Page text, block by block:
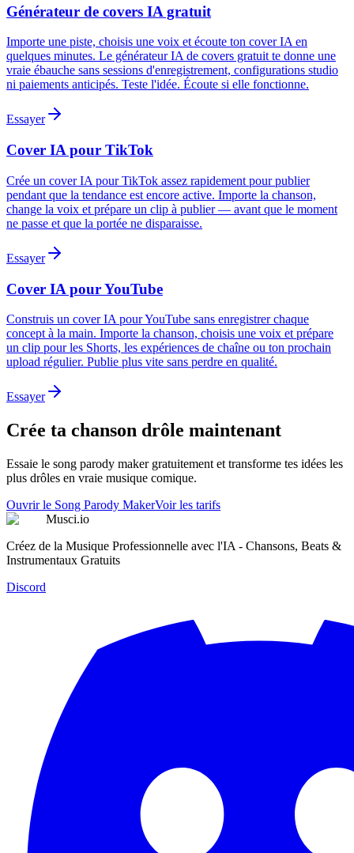
Générateur de covers IA gratuit
Importe une piste, choisis une voix et écoute ton cover IA en
quelques minutes. Le générateur IA de covers gratuit te donne une
vraie ébauche sans sessions d'enregistrement, configurations studio
ni paiements anticipés. Teste l'idée. Écoute si elle fonctionne.
Essayer
Cover IA pour TikTok
Crée un cover IA pour TikTok assez rapidement pour publier
pendant que la tendance est encore active. Importe la chanson,
change la voix et prépare un clip à publier — avant que le moment
ne passe et que la portée ne disparaisse.
Essayer
Cover IA pour YouTube
Construis un cover IA pour YouTube sans enregistrer chaque
concept à la main. Importe la chanson, choisis une voix et prépare
un clip pour les Shorts, les expériences de chaîne ou ton prochain
upload régulier. Publie plus vite sans perdre en qualité.
Essayer
Crée ta chanson drôle maintenant
Essaie le song parody maker gratuitement et transforme tes idées les
plus drôles en vraie musique comique.
Ouvrir le Song Parody MakerVoir les tarifs
Musci.io
Créez de la Musique Professionnelle avec l'IA - Chansons, Beats &
Instrumentaux Gratuits
Discord